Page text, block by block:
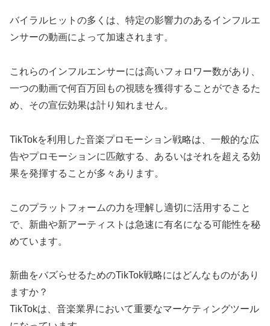
バイラルヒットの多くは、特定の影響力のあるインフルエ
ンサーの動画によって加速されます。
これらのインフルエンサーには高いフォロワー数があり、
一つの動画で何百万回もの視聴を獲得することができるた
め、その宣伝効果は計り知れません。
TikTokを利用した音楽プロモーション戦略は、一般的な広
告やプロモーションに匹敵する、あるいはそれを超える効
果を発揮することが多々あります。
このプラットフォームの力を理解し適切に活用すること
で、新曲や新アーティストは急速に有名になる可能性を秘
めています。
新曲をバズらせるためのTikTok戦略にはどんなものがあり
ますか？
TikTokは、音楽業界において重要なマーケティングツール